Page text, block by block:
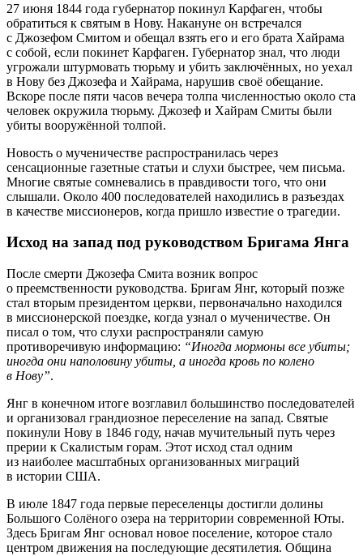
27 июня 1844 года губернатор покинул Карфаген, чтобы
обратиться к святым в Нову. Накануне он встречался
с Джозефом Смитом и обещал взять его и его брата Хайрама
с собой, если покинет Карфаген. Губернатор знал, что люди
угрожали штурмовать тюрьму и убить заключённых, но уехал
в Нову без Джозефа и Хайрама, нарушив своё обещание.
Вскоре после пяти часов вечера толпа численностью около ста
человек окружила тюрьму. Джозеф и Хайрам Смиты были
убиты вооружённой толпой.
Новость о мученичестве распространилась через
сенсационные газетные статьи и слухи быстрее, чем письма.
Многие святые сомневались в правдивости того, что они
слышали. Около 400 последователей находились в разъездах
в качестве миссионеров, когда пришло известие о трагедии.
Исход на запад под руководством Бригама Янга
После смерти Джозефа Смита возник вопрос
о преемственности руководства. Бригам Янг, который позже
стал вторым президентом церкви, первоначально находился
в миссионерской поездке, когда узнал о мученичестве. Он
писал о том, что слухи распространяли самую
противоречивую информацию: “Иногда мормоны все убиты;
иногда они наполовину убиты, а иногда кровь по колено
в Нову”.
Янг в конечном итоге возглавил большинство последователей
и организовал грандиозное переселение на запад. Святые
покинули Нову в 1846 году, начав мучительный путь через
прерии к Скалистым горам. Этот исход стал одним
из наиболее масштабных организованных миграций
в истории США.
В июле 1847 года первые переселенцы достигли долины
Большого Солёного озера на территории современной Юты.
Здесь Бригам Янг основал новое поселение, которое стало
центром движения на последующие десятилетия. Община